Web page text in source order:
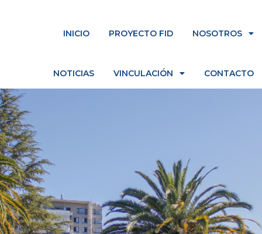
INICIO PROYECTO FID NOSOTROS
NOTICIAS VINCULACIÓN CONTACTO